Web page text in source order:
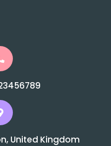
United Kingdom